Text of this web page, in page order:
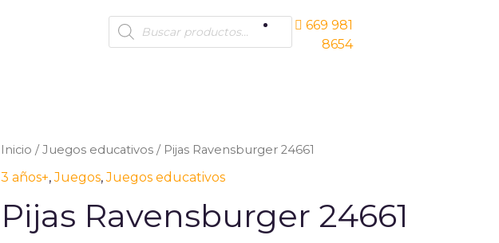
Products
search
669 981
8654
Inicio /Juegos educativos / Pijas Ravensburger 24661
3 años+,Juegos,Juegos educativos
Pijas Ravensburger 24661